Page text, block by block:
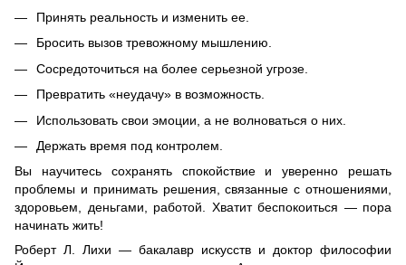
Принять реальность и изменить ее.
Бросить вызов тревожному мышлению.
Сосредоточиться на более серьезной угрозе.
Превратить «неудачу» в возможность.
Использовать свои эмоции, а не волноваться о них.
Держать время под контролем.
Вы научитесь сохранять спокойствие и уверенно решать
проблемы и принимать решения, связанные с отношениями,
здоровьем, деньгами, работой. Хватит беспокоиться — пора
начинать жить!
Роберт Л. Лихи — бакалавр искусств и доктор философии